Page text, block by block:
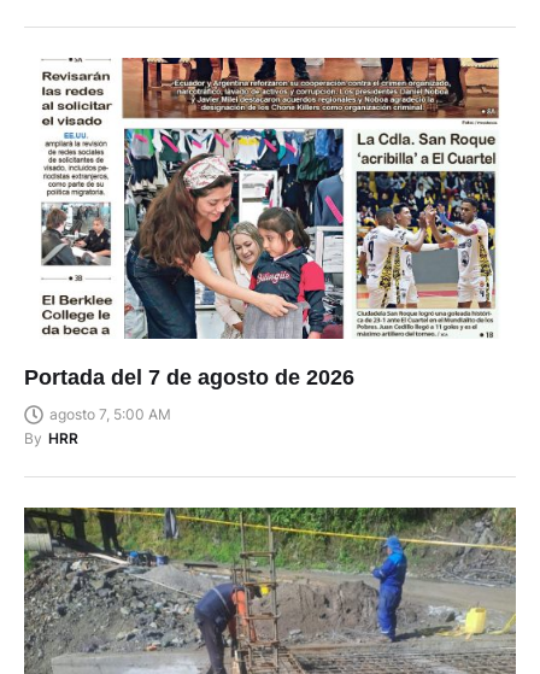
Portada del 7 de agosto de 2026
agosto 7, 5:00 AM
By HRR